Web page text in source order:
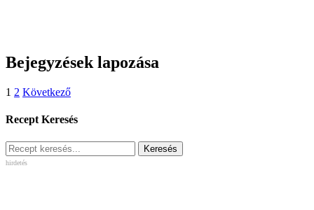
Bejegyzések lapozása
1 2 Következő
Recept Keresés
hirdetés